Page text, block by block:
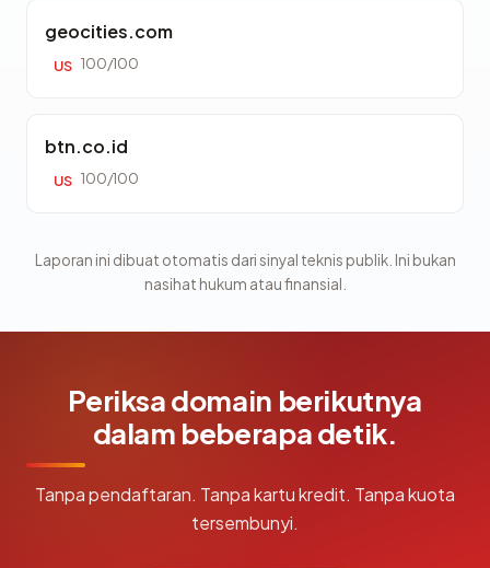
geocities.com
US 100/100
btn.co.id
US 100/100
Laporan ini dibuat otomatis dari sinyal teknis publik. Ini bukan
nasihat hukum atau finansial.
Periksa domain berikutnya
dalam beberapa detik.
Tanpa pendaftaran. Tanpa kartu kredit. Tanpa kuota
tersembunyi.